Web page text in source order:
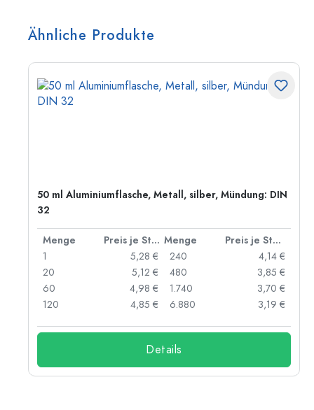
Ähnliche Produkte
50 ml Aluminiumflasche, Metall, silber, Mündung: DIN
32
Menge Preis je Stück Menge
Preis je Stück
1
5,28 €
20
5,12 €
60
4,98 €
120
4,85 €
240
4,14 €
480
3,85 €
1.740
3,70 €
6.880
3,19 €
Details